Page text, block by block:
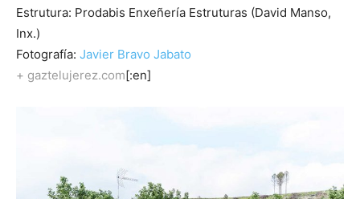
Estrutura: Prodabis Enxeñería Estruturas (David Manso,
Inx.)
Fotografía: Javier Bravo Jabato
+ gaztelujerez.com[:en]